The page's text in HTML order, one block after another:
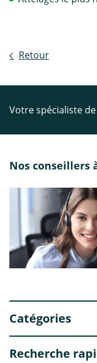
Retour
Votre spécialiste
Nos conseillers
Catégories
Recherche